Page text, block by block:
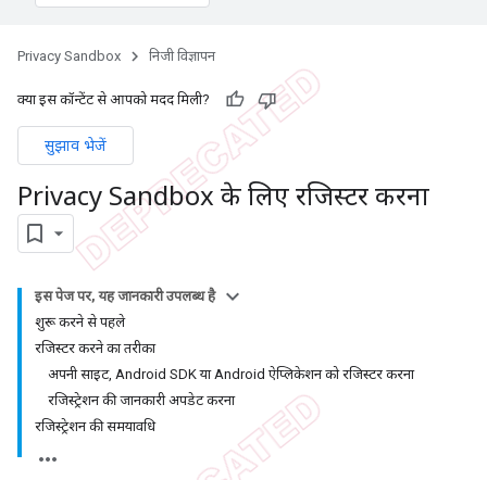
Privacy Sandbox निजी विज्ञापन
क्या इस कॉन्टेंट से आपको मदद मिली?
सुझाव भेजें
Privacy Sandbox के लिए रजिस्टर करना
इस पेज पर, यह जानकारी उपलब्ध है
शुरू करने से पहले
रजिस्टर करने का तरीका
अपनी साइट, Android SDK या Android ऐप्लिकेशन को रजिस्टर करना
रजिस्ट्रेशन की जानकारी अपडेट करना
रजिस्ट्रेशन की समयावधि